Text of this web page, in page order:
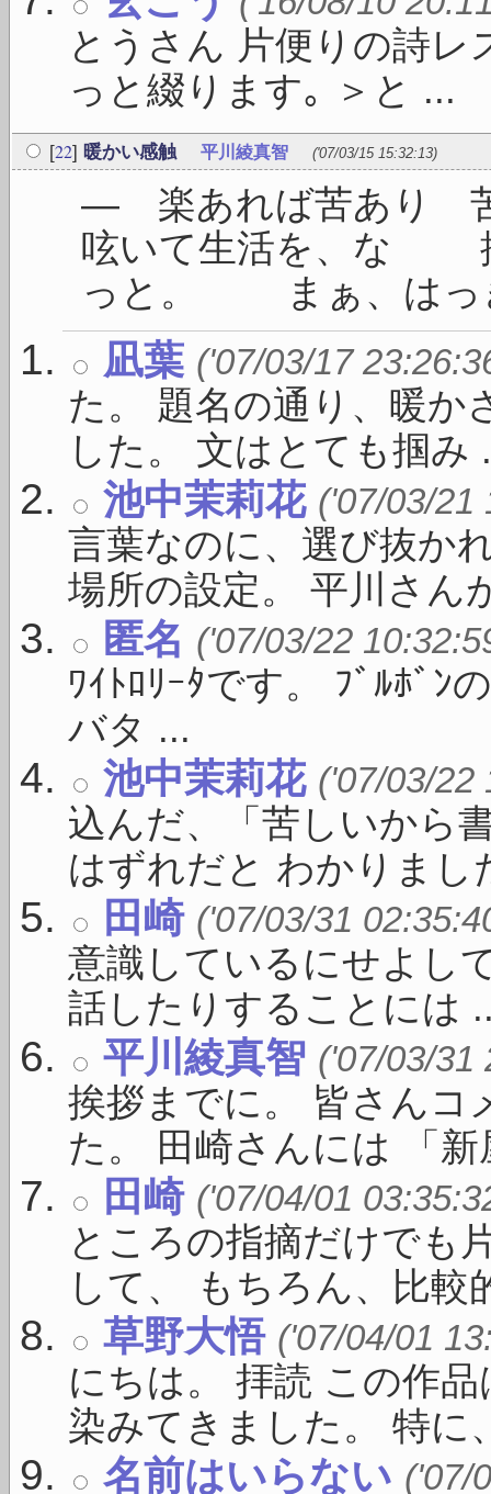
とうさん 片便りの詩
っと綴ります｡ ＞と ...
[22] 暖かい感触 平川綾真智 ('07/03/15 15:32:13)
― 楽あれば苦あり
呟いて生活を、な
っと。 まぁ、はっ
凪葉 ('07/03/17
た。 題名の通り、暖か
した。 文はとても掴み
池中茉莉花 ('07/03/21
言葉なのに、選び抜か
場所の設定。 平川さん
匿名 ('07/03/22
ﾜｲﾄﾛﾘｰﾀです。 ﾌﾞﾙﾎﾞﾝ
バタ ...
池中茉莉花 ('07/03/22
込んだ、「苦しいから
はずれだと わかりまし
田崎 ('07/03/31
意識しているにせよし
話したりすることには
平川綾真智 ('07/03/31
挨拶までに。 皆さんコ
た。 田崎さんには 「新
田崎 ('07/04/01
ところの指摘だけでも
して、 もちろん、比較
草野大悟 ('07/04/01
にちは。 拝読 この作
染みてきました。 特に
名前はいらない ('07/